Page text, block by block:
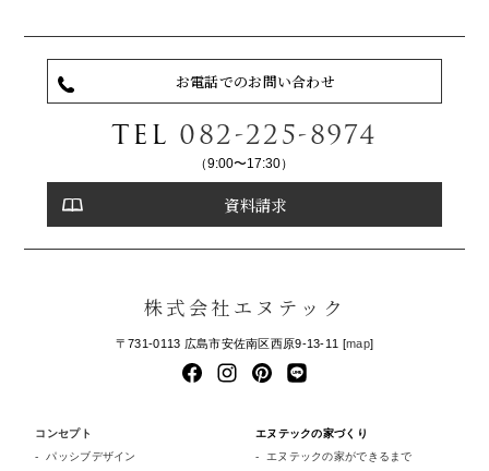
お電話でのお問い合わせ
TEL 082-225-8974
（9:00〜17:30）
資料請求
株式会社エヌテック
〒731-0113 広島市安佐南区西原9-13-11 [map]
コンセプト
パッシブデザイン
エヌテックの家づくり
エヌテックの家ができるまで